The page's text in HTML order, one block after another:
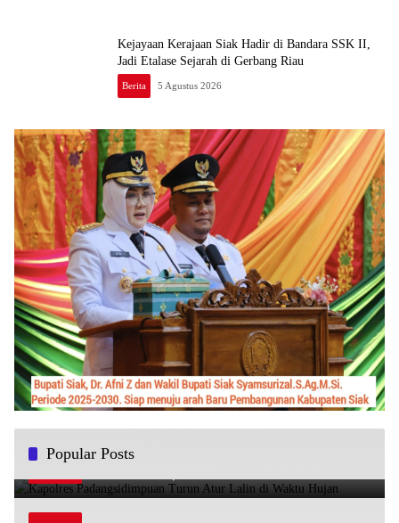
Kejayaan Kerajaan Siak Hadir di Bandara SSK II,
Jadi Etalase Sejarah di Gerbang Riau
Berita 5 Agustus 2026
Popular Posts
1
Hujan